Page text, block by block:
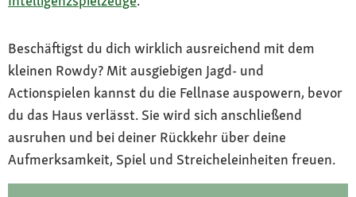
Beschäftigst du dich wirklich ausreichend mit dem
kleinen Rowdy? Mit ausgiebigen Jagd- und
Actionspielen kannst du die Fellnase auspowern, bevor
du das Haus verlässt. Sie wird sich anschließend
ausruhen und bei deiner Rückkehr über deine
Aufmerksamkeit, Spiel und Streicheleinheiten freuen.